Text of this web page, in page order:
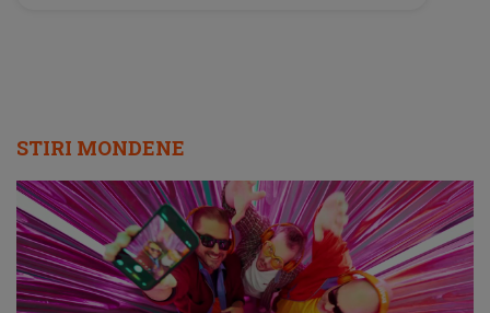
STIRI MONDENE